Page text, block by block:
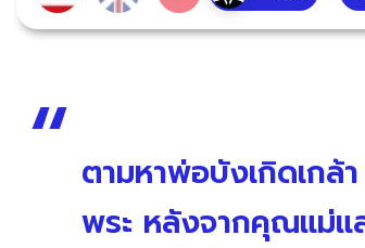
ตามหาพ่อบังเกิดเกล้
พระ หลังจากคุณแม่แ